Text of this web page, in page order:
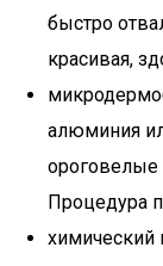
быстро
красивая,
алюминия
ороговелые
Процедура
химический